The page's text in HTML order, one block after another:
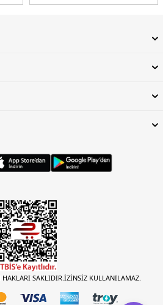
HAKLARI SAKLIDIR.İZİNSİZ KULLANILAMAZ.